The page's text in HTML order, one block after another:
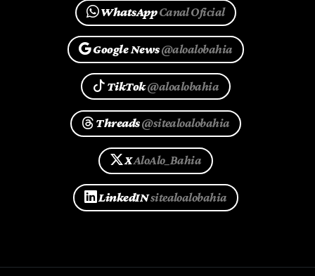
WhatsAppCanal Oficial
Google News@aloalobahia
TikTok@aloalobahia
Threads@sitealoalobahia
XAloAlo_Bahia
LinkedINsitealoalobahia